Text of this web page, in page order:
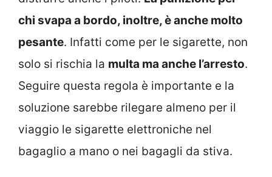
chi svapa a bordo, inoltre, è anche molto
pesante. Infatti come per le sigarette, non
solo si rischia la multa ma anche l’arresto.
Seguire questa regola è importante e la
soluzione sarebbe rilegare almeno per il
viaggio le sigarette elettroniche nel
bagaglio a mano o nei bagagli da stiva.